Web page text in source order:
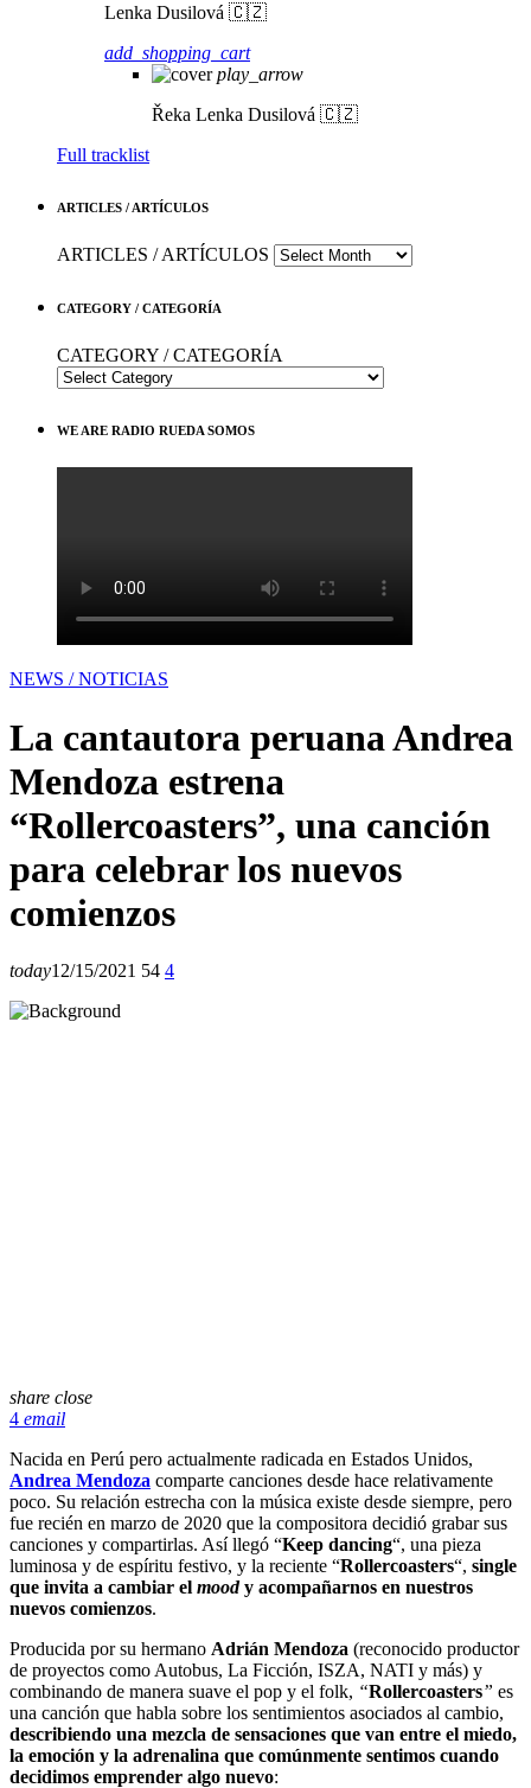
Lenka Dusilová 🇨🇿
add_shopping_cart
play_arrow
Řeka Lenka Dusilová 🇨🇿
Full tracklist
ARTICLES / ARTÍCULOS
ARTICLES / ARTÍCULOS
CATEGORY / CATEGORÍA
CATEGORY / CATEGORÍA
WE ARE RADIO RUEDA SOMOS
NEWS / NOTICIAS
La cantautora peruana Andrea
Mendoza estrena
“Rollercoasters”, una canción
para celebrar los nuevos
comienzos
today12/15/2021 54 4
share close
4 email
Nacida en Perú pero actualmente radicada en Estados Unidos,
Andrea Mendoza comparte canciones desde hace relativamente
poco. Su relación estrecha con la música existe desde siempre, pero
fue recién en marzo de 2020 que la compositora decidió grabar sus
canciones y compartirlas. Así llegó “Keep dancing“, una pieza
luminosa y de espíritu festivo, y la reciente “Rollercoasters“, single
que invita a cambiar el moody acompañarnos en nuestros
nuevos comienzos.
Producida por su hermano Adrián Mendoza (reconocido productor
de proyectos como Autobus, La Ficción, ISZA, NATI y más) y
combinando de manera suave el pop y el folk, “Rollercoasters” es
una canción que habla sobre los sentimientos asociados al cambio,
describiendo una mezcla de sensaciones que van entre el miedo,
la emoción y la adrenalina que comúnmente sentimos cuando
decidimos emprender algo nuevo: